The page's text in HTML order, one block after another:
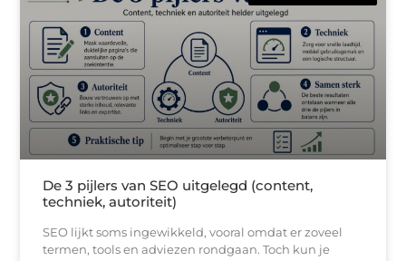
De 3 pijlers van SEO uitgelegd (content,
techniek, autoriteit)
SEO lijkt soms ingewikkeld, vooral omdat er zoveel
termen, tools en adviezen rondgaan. Toch kun je